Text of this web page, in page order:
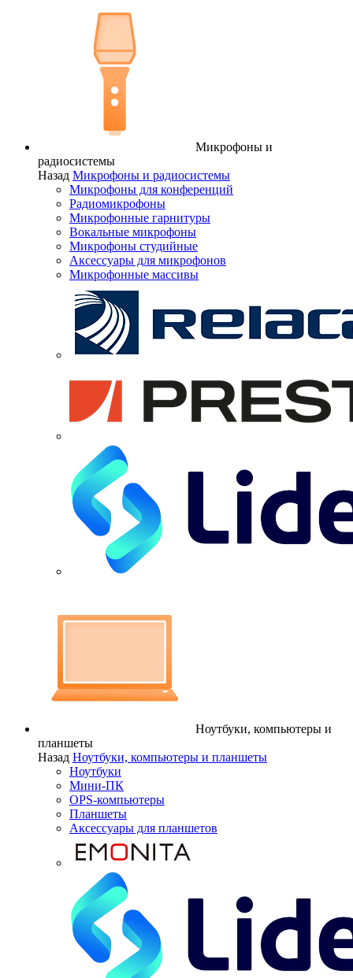
Микрофоны и
радиосистемы
Назад Микрофоны и радиосистемы
Микрофоны для конференций
Радиомикрофоны
Микрофонные гарнитуры
Вокальные микрофоны
Микрофоны студийные
Аксессуары для микрофонов
Микрофонные массивы
Ноутбуки, компьютеры и
планшеты
Назад Ноутбуки, компьютеры и планшеты
Ноутбуки
Мини-ПК
OPS-компьютеры
Планшеты
Аксессуары для планшетов